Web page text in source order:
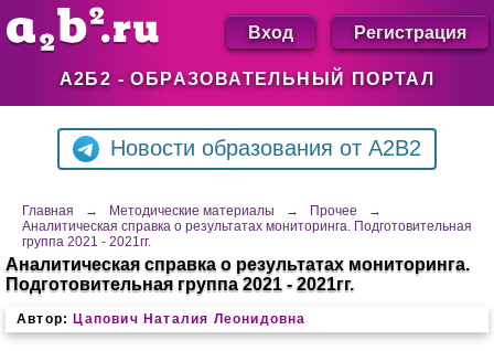
А2Б2 - ОБРАЗОВАТЕЛЬНЫЙ ПОРТАЛ
Вход Регистрация
Новости образования от A2B2
Главная → Методические материалы → Прочее
→
Аналитическая справка о результатах мониторинга. Подготовительная
группа 2021 - 2021гг.
Аналитическая справка о результатах мониторинга.
Подготовительная группа 2021 - 2021гг.
Автор: Цапович Наталия Леонидовна